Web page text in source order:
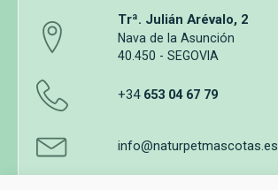
Trª. Julián Arévalo, 2
Nava de la Asunción
40.450 - SEGOVIA
+34 653 04 67 79
info@naturpetmascotas.es